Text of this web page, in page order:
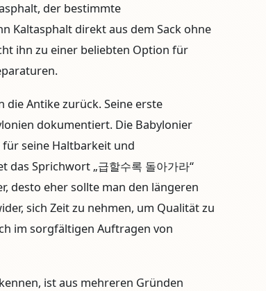
der bestimmte
Kaltasphalt direkt aus dem Sack ohne
ihn zu einer beliebten Option für
die Antike zurück. Seine erste
dokumentiert. Die Babylonier
seine Haltbarkeit und
Sprichwort „급할수록 돌아가라“
desto eher sollte man den längeren
sich Zeit zu nehmen, um Qualität zu
im sorgfältigen Auftragen von
ist aus mehreren Gründen